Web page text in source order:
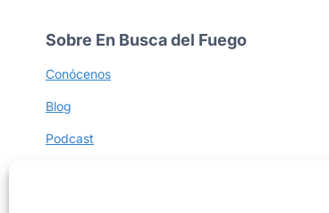
Sobre En Busca del Fuego
Conócenos
Blog
Podcast